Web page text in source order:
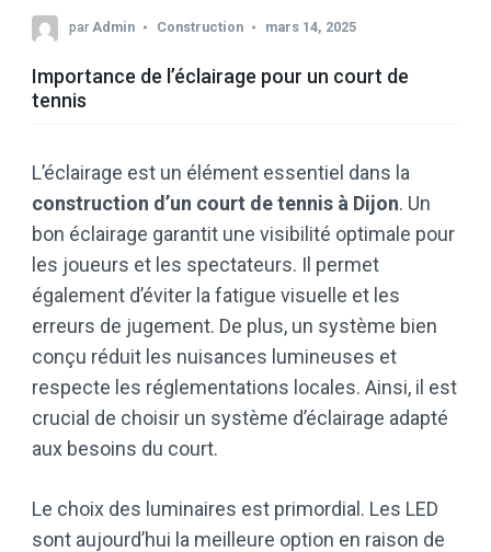
par Admin Construction mars 14, 2025
Importance de l’éclairage pour un court de
tennis
L’éclairage est un élément essentiel dans la
construction d’un court de tennis à Dijon. Un
bon éclairage garantit une visibilité optimale pour
les joueurs et les spectateurs. Il permet
également d’éviter la fatigue visuelle et les
erreurs de jugement. De plus, un système bien
conçu réduit les nuisances lumineuses et
respecte les réglementations locales. Ainsi, il est
crucial de choisir un système d’éclairage adapté
aux besoins du court.
Le choix des luminaires est primordial. Les LED
sont aujourd’hui la meilleure option en raison de